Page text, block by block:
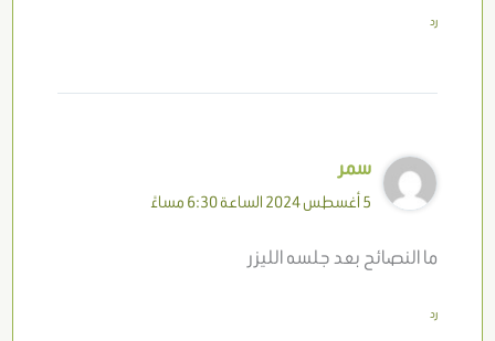
رد
سمر
5 أغسطس 2024 الساعة 6:30 مساءً
ما النصائح بعد جلسه الليزر
رد